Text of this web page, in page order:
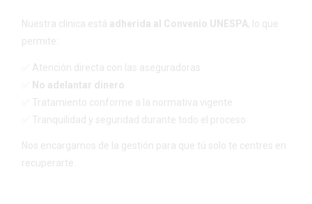
Nuestra clínica está adherida al Convenio UNESPA, lo que
permite:
✅ Atención directa con las aseguradoras
No adelantar dinero
✅ Tratamiento conforme a la normativa vigente
✅ Tranquilidad y seguridad durante todo el proceso
Nos encargamos de la gestión para que tú solo te centres en
recuperarte.